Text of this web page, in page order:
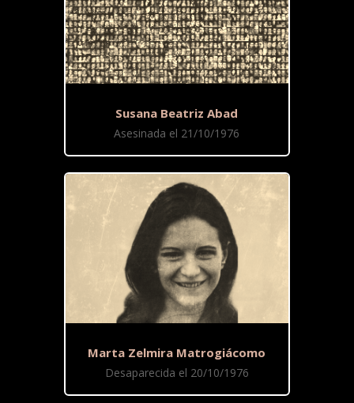
Susana Beatriz Abad
Asesinada el 21/10/1976
Marta Zelmira Matrogiácomo
Desaparecida el 20/10/1976